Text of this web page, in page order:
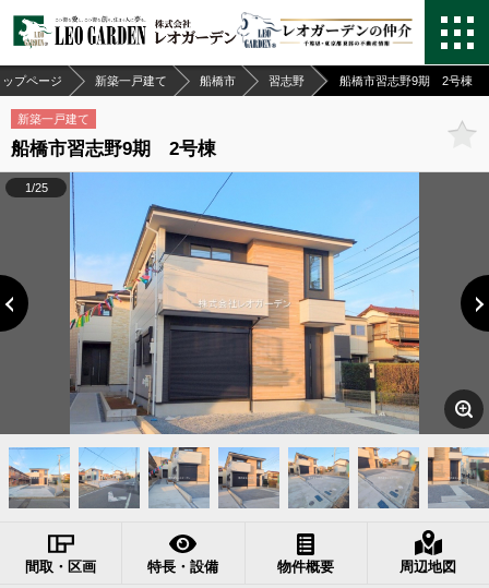
ップページ 新築一戸建て 船橋市 習志野 船橋市習志野9期 2号棟
新築一戸建て
船橋市習志野9期 2号棟
1/25
間取・区画 特長・設備 物件概要 周辺地図